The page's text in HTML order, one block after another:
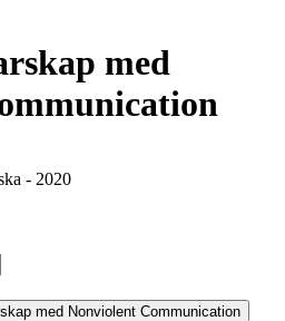
med
- 2020
med Nonviolent Communication